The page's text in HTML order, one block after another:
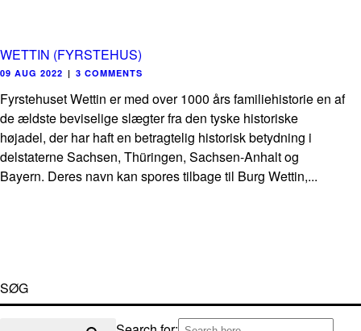
WETTIN (FYRSTEHUS)
09 AUG 2022 | 3 COMMENTS
Fyrstehuset Wettin er med over 1000 års familiehistorie en af
de ældste beviselige slægter fra den tyske historiske
højadel, der har haft en betragtelig historisk betydning i
delstaterne Sachsen, Thüringen, Sachsen-Anhalt og
Bayern. Deres navn kan spores tilbage til Burg Wettin,...
SØG